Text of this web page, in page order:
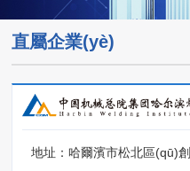
直屬企業(yè)
地址：哈爾濱市松北區(qū)